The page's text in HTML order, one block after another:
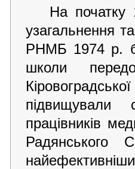
На початку
узагальнення
РНМБ 1974 р.
школи
підвищували
працівників